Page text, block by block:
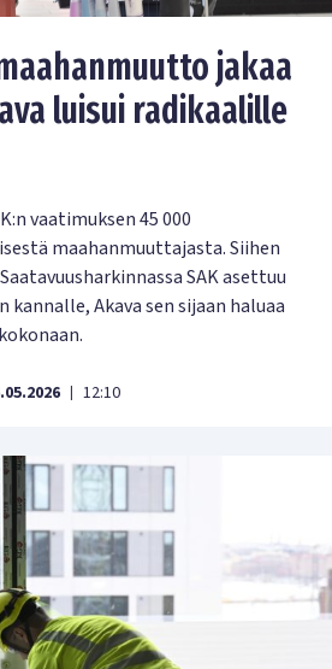
jakaa
luisui radikaalille
vaatimuksen 45 000
maahanmuuttajasta. Siihen
SAK asettuu
Akava sen sijaan haluaa
| 12:10